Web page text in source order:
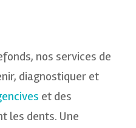
nos services de
diagnostiquer et
et des
les dents. Une